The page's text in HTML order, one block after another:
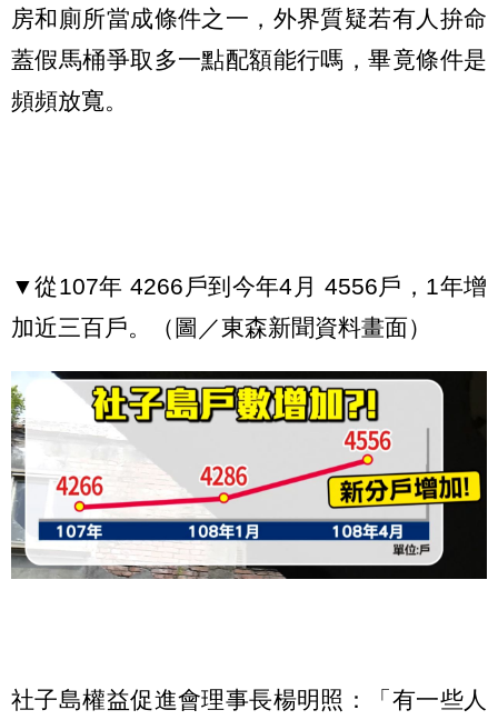
房和廁所當成條件之一，外界質疑若有人拚命
蓋假馬桶爭取多一點配額能行嗎，畢竟條件是
頻頻放寬。
▼從107年 4266戶到今年4月 4556戶，1年增
加近三百戶。（圖／東森新聞資料畫面）
社子島權益促進會理事長楊明照：「有一些人